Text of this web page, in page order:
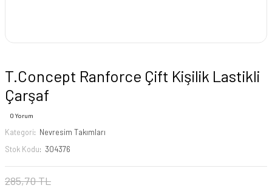
T.Concept Ranforce Çift Kişilik Lastikli
Çarşaf
0 Yorum
Kategori
Nevresim Takımları
Stok Kodu
304376
285,70 TL